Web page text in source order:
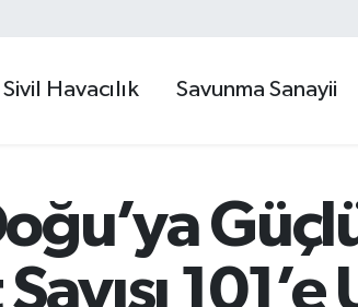
Sivil Havacılık Savunma Sanayii
101’e